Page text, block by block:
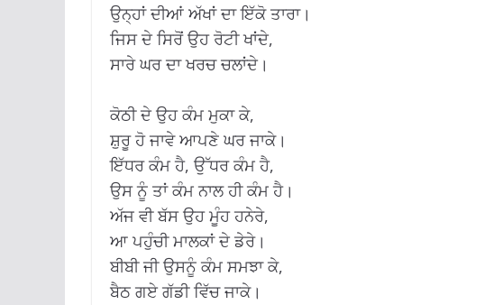
ਉਨ੍ਹਾਂ ਦੀਆਂ ਅੱਖਾਂ ਦਾ ਇੱਕੋ ਤਾਰਾ।
ਜਿਸ ਦੇ ਸਿਰੋਂ ਉਹ ਰੋਟੀ ਖਾਂਦੇ,
ਸਾਰੇ ਘਰ ਦਾ ਖਰਚ ਚਲਾਂਦੇ।
ਕੋਠੀ ਦੇ ਉਹ ਕੰਮ ਮੁਕਾ ਕੇ,
ਸ਼ੁਰੂ ਹੋ ਜਾਵੇ ਆਪਣੇ ਘਰ ਜਾਕੇ।
ਇੱਧਰ ਕੰਮ ਹੈ, ਉੱਧਰ ਕੰਮ ਹੈ,
ਉਸ ਨੂੰ ਤਾਂ ਕੰਮ ਨਾਲ ਹੀ ਕੰਮ ਹੈ।
ਅੱਜ ਵੀ ਬੱਸ ਉਹ ਮੂੰਹ ਹਨੇਰੇ,
ਆ ਪਹੁੰਚੀ ਮਾਲਕਾਂ ਦੇ ਡੇਰੇ।
ਬੀਬੀ ਜੀ ਉਸਨੂੰ ਕੰਮ ਸਮਝਾ ਕੇ,
ਬੈਠ ਗਏ ਗੱਡੀ ਵਿੱਚ ਜਾਕੇ।